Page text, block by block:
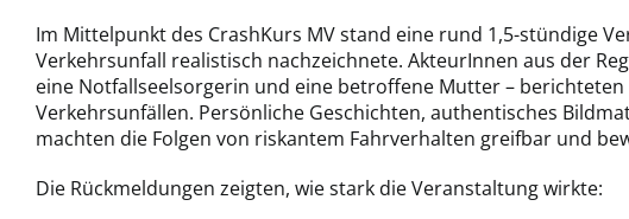
Im Mittelpunkt des CrashKurs MV stand eine rund 1,5-stündige
Verkehrsunfall realistisch nachzeichnete. AkteurInnen aus der
eine Notfallseelsorgerin und eine betroffene Mutter –
Verkehrsunfällen. Persönliche Geschichten, authentisches
machten die Folgen von riskantem Fahrverhalten greifbar und
Die Rückmeldungen zeigten, wie stark die Veranstaltung wirkte: